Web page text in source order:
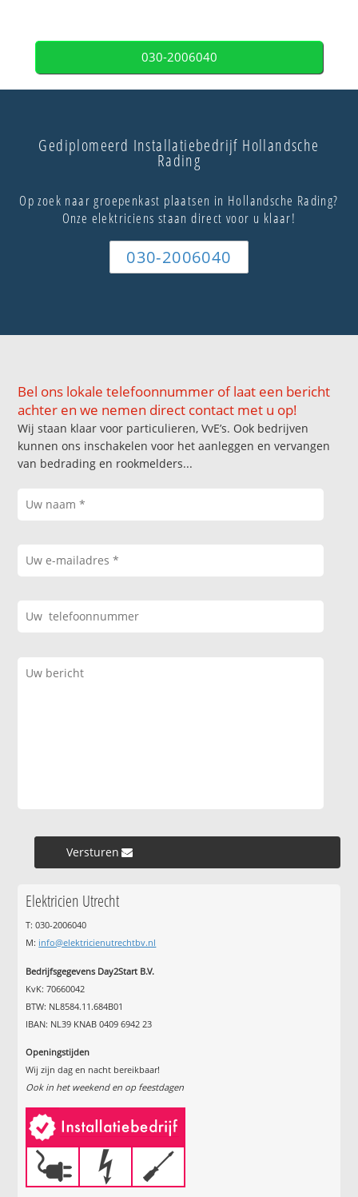
030-2006040
Gediplomeerd Installatiebedrijf Hollandsche
Rading
Op zoek naar groepenkast plaatsen in Hollandsche Rading?
Onze elektriciens staan direct voor u klaar!
030-2006040
Bel ons lokale telefoonnummer of laat een bericht
achter en we nemen direct contact met u op!
Wij staan klaar voor particulieren, VvE’s. Ook bedrijven
kunnen ons inschakelen voor het aanleggen en vervangen
van bedrading en rookmelders...
Versturen »
Elektricien Utrecht
T: 030-2006040
M: info@elektricienutrechtbv.nl
Bedrijfsgegevens Day2Start B.V.
KvK: 70660042
BTW: NL8584.11.684B01
IBAN: NL39 KNAB 0409 6942 23
Openingstijden
Wij zijn dag en nacht bereikbaar!
Ook in het weekend en op feestdagen